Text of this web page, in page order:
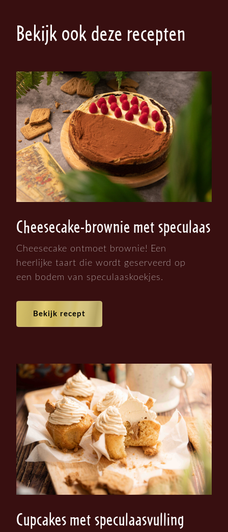
Bekijk ook deze recepten
Cheesecake-brownie met speculaas
Cheesecake ontmoet brownie! Een
heerlijke taart die wordt geserveerd op
een bodem van speculaaskoekjes.
Bekijk recept
Cupcakes met speculaasvulling